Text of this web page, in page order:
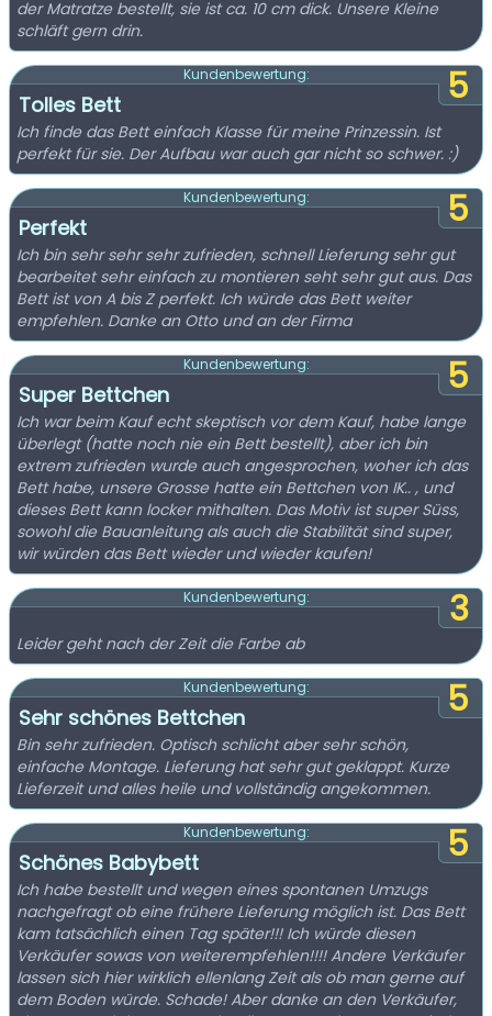
der Matratze bestellt, sie ist ca. 10 cm dick. Unsere Kleine
schläft gern drin.
5
Kundenbewertung:
Tolles Bett
Ich finde das Bett einfach Klasse für meine Prinzessin. Ist
perfekt für sie. Der Aufbau war auch gar nicht so schwer. :)
5
Kundenbewertung:
Perfekt
Ich bin sehr sehr sehr zufrieden, schnell Lieferung sehr gut
bearbeitet sehr einfach zu montieren seht sehr gut aus. Das
Bett ist von A bis Z perfekt. Ich würde das Bett weiter
empfehlen. Danke an Otto und an der Firma
5
Kundenbewertung:
Super Bettchen
Ich war beim Kauf echt skeptisch vor dem Kauf, habe lange
überlegt (hatte noch nie ein Bett bestellt), aber ich bin
extrem zufrieden wurde auch angesprochen, woher ich das
Bett habe, unsere Grosse hatte ein Bettchen von IK.. , und
dieses Bett kann locker mithalten. Das Motiv ist super Süss,
sowohl die Bauanleitung als auch die Stabilität sind super,
wir würden das Bett wieder und wieder kaufen!
3
Kundenbewertung:
Leider geht nach der Zeit die Farbe ab
5
Kundenbewertung:
Sehr schönes Bettchen
Bin sehr zufrieden. Optisch schlicht aber sehr schön,
einfache Montage. Lieferung hat sehr gut geklappt. Kurze
Lieferzeit und alles heile und vollständig angekommen.
5
Kundenbewertung:
Schönes Babybett
Ich habe bestellt und wegen eines spontanen Umzugs
nachgefragt ob eine frühere Lieferung möglich ist. Das Bett
kam tatsächlich einen Tag später!!! Ich würde diesen
Verkäufer sowas von weiterempfehlen!!!! Andere Verkäufer
lassen sich hier wirklich ellenlang Zeit als ob man gerne auf
dem Boden würde. Schade! Aber danke an den Verkäufer,